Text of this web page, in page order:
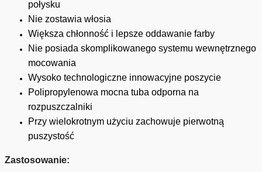
połysku
Nie zostawia włosia
Większa chłonność i lepsze oddawanie farby
Nie posiada skomplikowanego systemu wewnętrznego
mocowania
Wysoko technologiczne innowacyjne poszycie
Polipropylenowa mocna tuba odporna na
rozpuszczalniki
Przy wielokrotnym użyciu zachowuje pierwotną
puszystość
Zastosowanie: